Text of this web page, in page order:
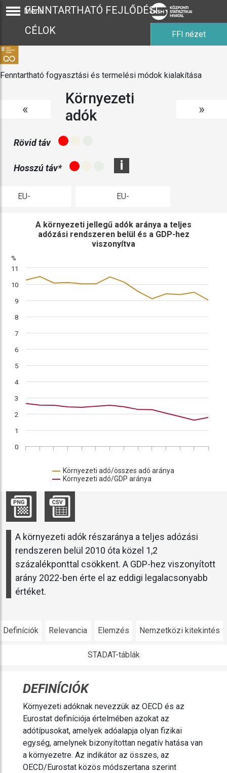
Menü
FENNTARTHATÓ FEJLŐDÉSI
CÉLOK
FFI nézet
Fenntartható fogyasztási és termelési módok kialakítása
«
Környezeti
adók
»
Rövid táv
Hosszú táv* i
EU- EU-
(B)
%
A környezeti jellegű adók aránya a teljes
adózási rendszeren belül és a GDP-hez
viszonyítva
Környezeti adó/összes adó aránya
Környezeti adó/GDP aránya
0
1
2
3
4
5
6
7
8
9
10
11
A környezeti adók részaránya a teljes adózási
rendszeren belül 2010 óta közel 1,2
százalékponttal csökkent. A GDP-hez viszonyított
arány 2022-ben érte el az eddigi legalacsonyabb
értéket.
Definíciók Relevancia Elemzés Nemzetközi kitekintés
STADAT-táblák
DEFINÍCIÓK
Környezeti adóknak nevezzük az OECD és az
Eurostat definíciója értelmében azokat az
adótípusokat, amelyek adóalapja olyan fizikai
egység, amelynek bizonyítottan negatív hatása van
a környezetre. Az indikátor az összes, az
OECD/Eurostat közös módszertana szerint